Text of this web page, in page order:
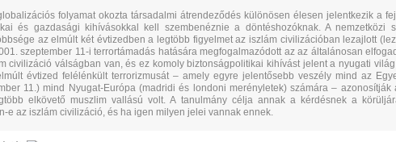
folyamat okozta társadalmi átrendeződés különösen élesen jelentkezik a
és gazdasági kihívásokkal kell szembenéznie a döntéshozóknak. A nemzetközi
az elmúlt két évtizedben a legtöbb figyelmet az iszlám civilizációban lezajlott
szeptember 11-i terrortámadás hatására megfogalmazódott az az általánosan
civilizáció válságban van, és ez komoly biztonságpolitikai kihívást jelent a nyugati
évtized felélénkült terrorizmusát – amely egyre jelentősebb veszély mind az
11.) mind Nyugat-Európa (madridi és londoni merényletek) számára – azonosítják
elkövető muszlim vallású volt. A tanulmány célja annak a kérdésnek a
e az iszlám civilizáció, és ha igen milyen jelei vannak ennek.